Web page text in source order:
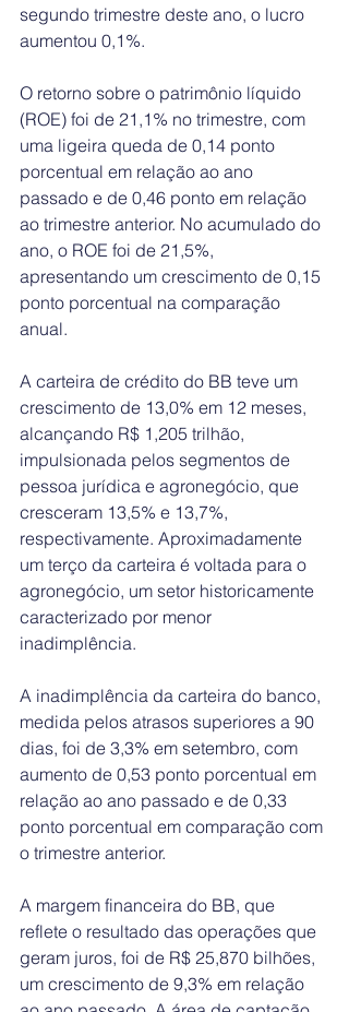
segundo trimestre deste ano, o lucro
aumentou 0,1%.
O retorno sobre o patrimônio líquido
(ROE) foi de 21,1% no trimestre, com
uma ligeira queda de 0,14 ponto
porcentual em relação ao ano
passado e de 0,46 ponto em relação
ao trimestre anterior. No acumulado do
ano, o ROE foi de 21,5%,
apresentando um crescimento de 0,15
ponto porcentual na comparação
anual.
A carteira de crédito do BB teve um
crescimento de 13,0% em 12 meses,
alcançando R$ 1,205 trilhão,
impulsionada pelos segmentos de
pessoa jurídica e agronegócio, que
cresceram 13,5% e 13,7%,
respectivamente. Aproximadamente
um terço da carteira é voltada para o
agronegócio, um setor historicamente
caracterizado por menor
inadimplência.
A inadimplência da carteira do banco,
medida pelos atrasos superiores a 90
dias, foi de 3,3% em setembro, com
aumento de 0,53 ponto porcentual em
relação ao ano passado e de 0,33
ponto porcentual em comparação com
o trimestre anterior.
A margem financeira do BB, que
reflete o resultado das operações que
geram juros, foi de R$ 25,870 bilhões,
um crescimento de 9,3% em relação